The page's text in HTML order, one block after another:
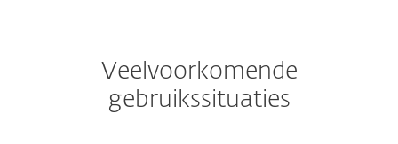
Veelvoorkomende
gebruikssituaties